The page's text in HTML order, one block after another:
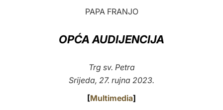
中文
PAPA FRANJO
OPĆA AUDIJENCIJA
Trg sv. Petra
Srijeda, 27. rujna 2023.
[Multimedia]